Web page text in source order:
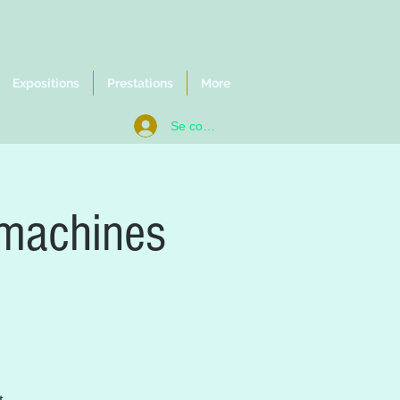
Expositions Prestations More
Se connecter